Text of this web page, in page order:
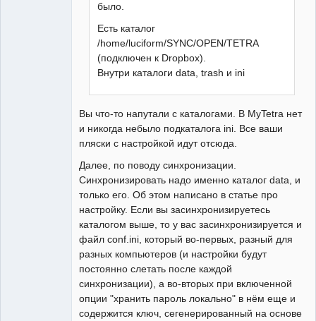
было.
Есть каталог
/home/luciform/SYNC/OPEN/TETRA
(подключен к Dropbox).
Внутри каталоги data, trash и ini
Вы что-то напутали с каталогами. В MyTetra нет
и никогда небыло подкаталога ini. Все ваши
пляски с настройкой идут отсюда.
Далее, по поводу синхронизации.
Синхронизировать надо именно каталог data, и
только его. Об этом написано в статье про
настройку. Если вы засинхронизируетесь
каталогом выше, то у вас засинхронизируется и
файл conf.ini, который во-первых, разный для
разных компьютеров (и настройки будут
постоянно слетать после каждой
синхронизации), а во-вторых при включенной
опции "хранить пароль локально" в нём еще и
содержится ключ, сегенерированный на основе